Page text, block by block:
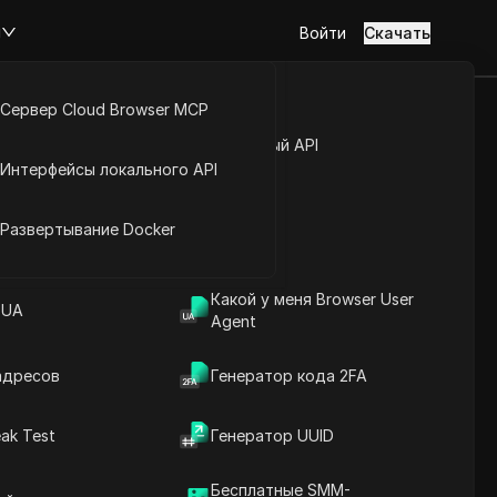
Открытый API
Какой у меня Browser User
Agent
Генератор кода 2FA
Test Генератор UUID
Бесплатные SMM-
Сервер Cloud Browser MCP
Интерфейсы локального API
Развертывание Docker
Войти Скачать
увеличить
Твиттере.
Введение в содержание